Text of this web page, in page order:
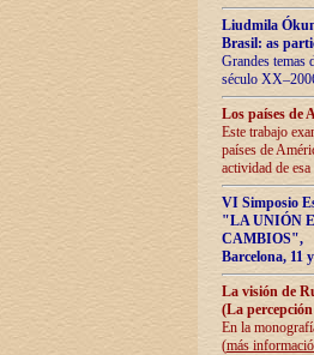
Liudmila
Brasil: as
Grandes temas
século
Los países de
Este trabajo
países de
actividad de
VI Simposio
"LA UNIÓN
CAMBIOS",
Barcelona, 11
La visión de
(La
En la
(más